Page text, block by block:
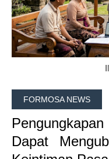
FORMOSA NEWS
Dapat